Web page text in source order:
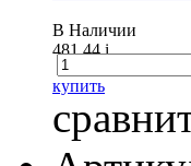
В Наличии
481.44i
купить